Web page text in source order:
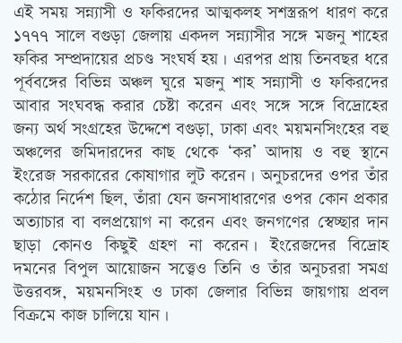
এই সময় সন্ন্যাসী ও ফকিরদের আত্মকলহ সশস্ত্ররূপ ধারণ করে
১৭৭৭ সালে বগুড়া জেলায় একদল সন্ন্যাসীর সঙ্গে মজনু শাহের
ফকির সম্প্রদায়ের প্রচণ্ড সংঘর্ষ হয়। এরপর প্রায় তিনবছর ধরে
পূর্ববঙ্গের বিভিন্ন অঞ্চল ঘুরে মজনু শাহ সন্ন্যাসী ও ফকিরদের
আবার সংঘবদ্ধ করার চেষ্টা করেন এবং সঙ্গে সঙ্গে বিদ্রোহের
জন্য অর্থ সংগ্রহের উদ্দেশে বগুড়া, ঢাকা এবং ময়মনসিংহের বহু
অঞ্চলের জমিদারদের কাছ থেকে ‘কর’ আদায় ও বহু স্থানে
ইংরেজ সরকারের কোষাগার লুট করেন। অনুচরদের ওপর তাঁর
কঠোর নির্দেশ ছিল, তাঁরা যেন জনসাধারণের ওপর কোন প্রকার
অত্যাচার বা বলপ্রয়োগ না করেন এবং জনগণের স্বেচ্ছার দান
ছাড়া কোনও কিছুই গ্রহণ না করেন। ইংরেজদের বিদ্রোহ
দমনের বিপুল আয়োজন সত্ত্বেও তিনি ও তাঁর অনুচররা সমগ্র
উত্তরবঙ্গ, ময়মনসিংহ ও ঢাকা জেলার বিভিন্ন জায়গায় প্রবল
বিক্রমে কাজ চালিয়ে যান।